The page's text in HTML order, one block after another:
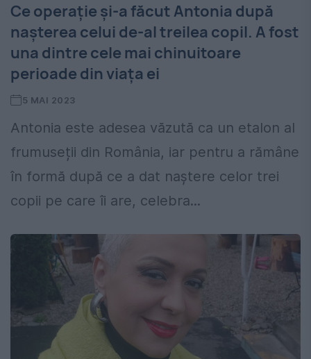
Ce operație și-a făcut Antonia după
nașterea celui de-al treilea copil. A fost
una dintre cele mai chinuitoare
perioade din viața ei
5 MAI 2023
Antonia este adesea văzută ca un etalon al
frumuseții din România, iar pentru a rămâne
în formă după ce a dat naștere celor trei
copii pe care îi are, celebra...